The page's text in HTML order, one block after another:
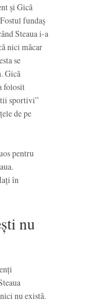
și Gică
fundaș
Steaua i-a
nici măcar
se
Gică
folosit
sportivi”
de pe
pentru
în
nu
nu există.